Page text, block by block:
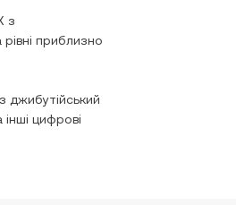
з
приблизно
джибутійський
інші цифрові